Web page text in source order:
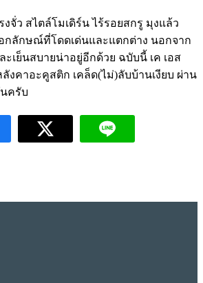
จั่ว สไตล์โมเดิร์น ไร้รอยสกรู มุงแล้ว
อกลักษณ์ที่โดดเด่นและแตกต่าง นอกจาก
ะเย็นสบายน่าอยู่อีกด้วย ฉบับนี้ เค เอส
งคาอะคูสติก เคล็ด(ไม่)ลับบ้านเงียบ ผ่าน
ครับ